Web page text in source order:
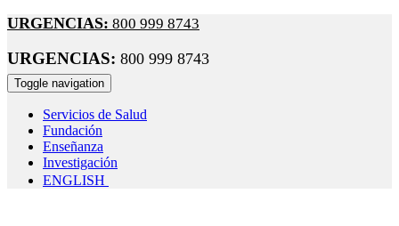
URGENCIAS: 800 999 8743
URGENCIAS: 800 999 8743
Toggle navigation
Servicios de Salud
Fundación
Enseñanza
Investigación
ENGLISH